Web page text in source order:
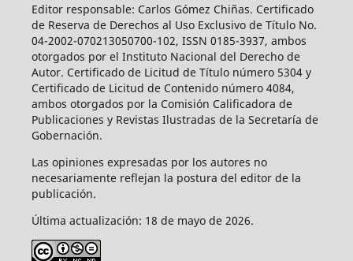
Editor responsable: Carlos Gómez Chiñas. Certificado
de Reserva de Derechos al Uso Exclusivo de Título No.
04-2002-070213050700-102, ISSN 0185-3937, ambos
otorgados por el Instituto Nacional del Derecho de
Autor. Certificado de Licitud de Título número 5304 y
Certificado de Licitud de Contenido número 4084,
ambos otorgados por la Comisión Calificadora de
Publicaciones y Revistas Ilustradas de la Secretaría de
Gobernación.
Las opiniones expresadas por los autores no
necesariamente reflejan la postura del editor de la
publicación.
Última actualización: 18 de mayo de 2026.